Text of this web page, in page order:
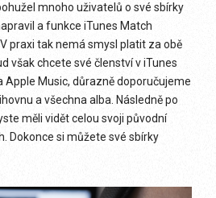
mnoho uživatelů o své sbírky
a funkce iTunes Match
praxi tak nemá smysl platit za obě
však chcete své členství v iTunes
Apple Music, důrazně doporučujeme
a všechna alba. Následně po
měli vidět celou svoji původní
Dokonce si můžete své sbírky